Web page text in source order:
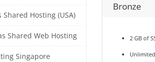
Shared Hosting (USA)
Shared Web Hosting
Singapore
Bronze
2 GB of